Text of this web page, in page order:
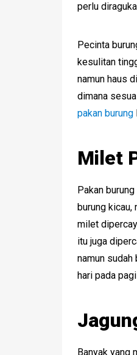
perlu
Pecinta
kesulitan
namun haus
dimana
pakan burung
Milet
Pakan
burung
milet
itu juga
namun sudah
hari pada
Banyak yang